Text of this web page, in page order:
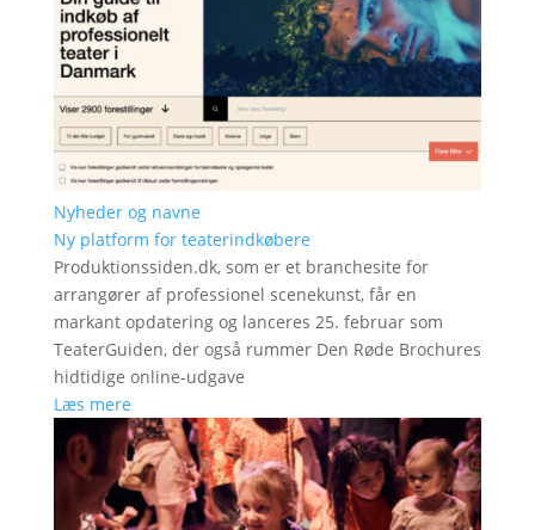
Nyheder og navne
Ny platform for teaterindkøbere
Produktionssiden.dk, som er et branchesite for
arrangører af professionel scenekunst, får en
markant opdatering og lanceres 25. februar som
TeaterGuiden, der også rummer Den Røde Brochures
hidtidige online-udgave
Læs mere